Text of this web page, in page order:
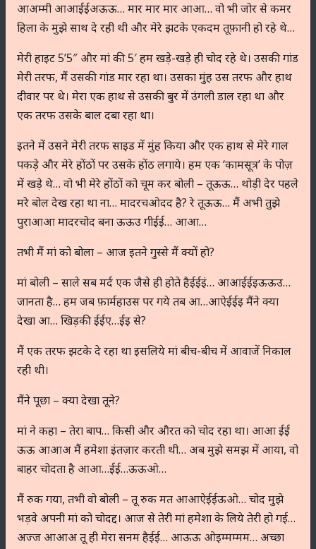
आअम्मी आआईईअऊऊ… मार मार मार आआ… वो भी जोर से कमर
हिला के मुझे साथ दे रही थी और मेरे झटके एकदम तूफ़ानी हो रहे थे…
मेरी हाइट 5’5″ और मां की 5′ हम खड़े-खड़े ही चोद रहे थे। उसकी गांड
मेरी तरफ, मैं उसकी गांड मार रहा था। उसका मुंह उस तरफ और हाथ
दीवार पर थे। मेरा एक हाथ से उसकी बुर में उंगली डाल रहा था और
एक तरफ उसके बाल दबा रहा था।
इतने में उसने मेरी तरफ साइड में मुंह किया और एक हाथ से मेरे गाल
पकड़े और मेरे होंठों पर उसके होंठ लगाये। हम एक ‘कामसूत्र’ के पोज़
में खड़े थे… वो भी मेरे होंठों को चूम कर बोली – तूऊऊ… थोड़ी देर पहले
मरे बोल देख रहा था ना… मादरचओदद है? रे तूऊऊ… मैं अभी तुझे
पुराआआ मादरचोद बना ऊऊउ गीईई… आआ…
तभी मैं मां को बोला – आज इतने गुस्से मैं क्यों हो?
मां बोली – साले सब मर्द एक जैसे ही होते हैईईइं… आआईईइऊऊउ…
जानता है… हम जब फ़ार्महाउस पर गये तब आ…आऐईईइ मैंने क्या
देखा आ… खिड़की ईईए…ईइ से?
मैं एक तरफ झटके दे रहा था इसलिये मां बीच-बीच में आवाजें निकाल
रही थी।
मैंने पूछा – क्या देखा तूने?
मां ने कहा – तेरा बाप… किसी और औरत को चोद रहा था। आआ ईई
ऊऊ आआअ मैं हमेशा इंतज़ार करती थी… अब मुझे समझ में आया, वो
बाहर चोदता है आआ…ईई…ऊऊओ…
मैं रुक गया, तभी वो बोली – तू रुक मत आआऐईईऊओ… चोद मुझे
भड़वे अपनी मां को चोदद्द। आज से तेरी मां हमेशा के लिये तेरी हो गई…
अज्ज आआअ तू ही मेरा सनम हैईई… आऊऊ ओइम्मम्मम… अच्छा